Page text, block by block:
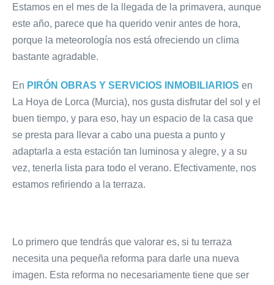
Estamos en el mes de la llegada de la primavera, aunque
este año, parece que ha querido venir antes de hora,
porque la meteorología nos está ofreciendo un clima
bastante agradable.
En PIRÓN OBRAS Y SERVICIOS INMOBILIARIOS en
La Hoya de Lorca (Murcia), nos gusta disfrutar del sol y el
buen tiempo, y para eso, hay un espacio de la casa que
se presta para llevar a cabo una puesta a punto y
adaptarla a esta estación tan luminosa y alegre, y a su
vez, tenerla lista para todo el verano. Efectivamente, nos
estamos refiriendo a la terraza.
Lo primero que tendrás que valorar es, si tu terraza
necesita una pequeña reforma para darle una nueva
imagen. Esta reforma no necesariamente tiene que ser